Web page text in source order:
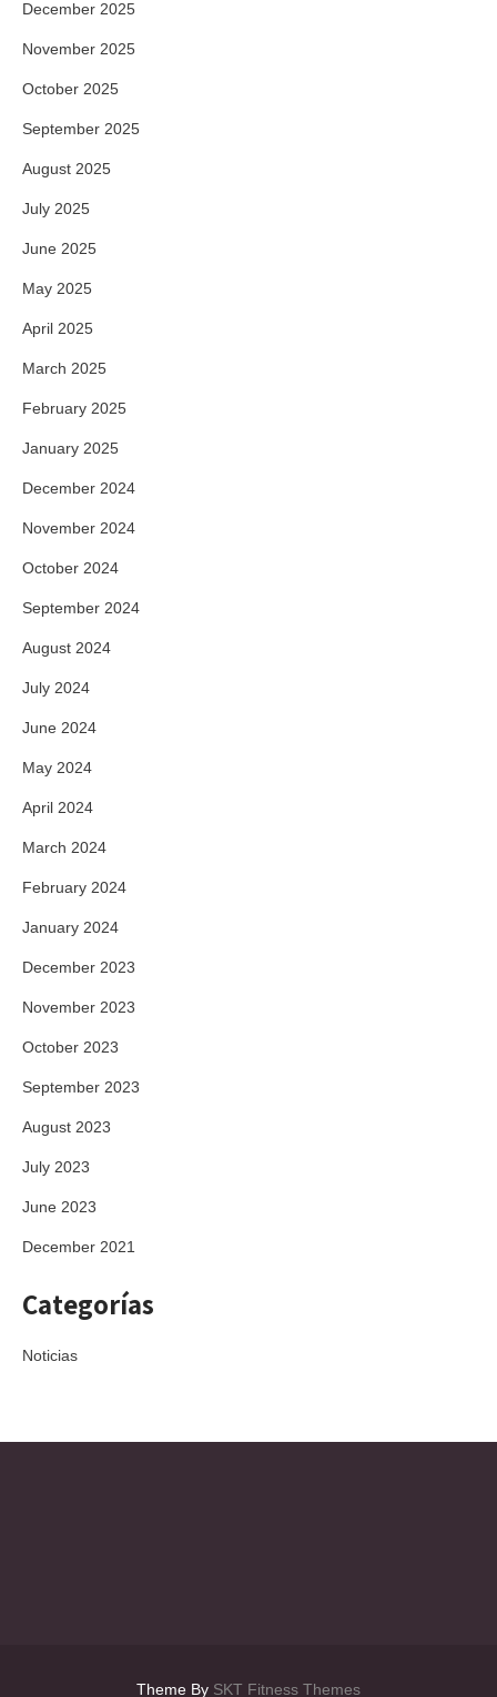
December 2025
November 2025
October 2025
September 2025
August 2025
July 2025
June 2025
May 2025
April 2025
March 2025
February 2025
January 2025
December 2024
November 2024
October 2024
September 2024
August 2024
July 2024
June 2024
May 2024
April 2024
March 2024
February 2024
January 2024
December 2023
November 2023
October 2023
September 2023
August 2023
July 2023
June 2023
December 2021
Categorías
Noticias
Theme By SKT Fitness Themes